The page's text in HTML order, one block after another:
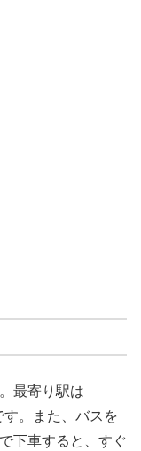
最寄り駅は
。また、バスを
下車すると、すぐ